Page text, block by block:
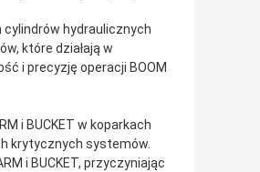
hydraulicznych
które działają w
i precyzję operacji BOOM
i BUCKET w koparkach
krytycznych systemów.
i BUCKET, przyczyniając